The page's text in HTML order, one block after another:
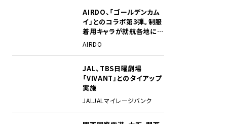
AIRDO、「ゴールデンカム
イ」とのコラボ第3弾。制服
着用キャラが就航各地に登
場
AIRDO
JAL、TBS日曜劇場
「VIVANT」とのタイアップ
実施
JALJALマイレージバンク